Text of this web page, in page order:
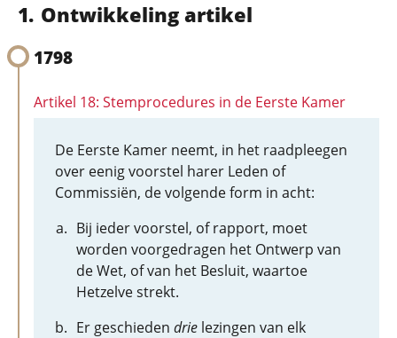
Ontwikkeling artikel
1798
Artikel 18: Stemprocedures in de Eerste Kamer
De Eerste Kamer neemt, in het raadpleegen
over eenig voorstel harer Leden of
Commissiën, de volgende form in acht:
Bij ieder voorstel, of rapport, moet
worden voorgedragen het Ontwerp van
de Wet, of van het Besluit, waartoe
Hetzelve strekt.
Er geschieden drie lezingen van elk